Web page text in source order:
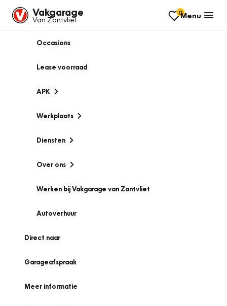
Vakgarage
Van Zantvliet
0Menu
Occasions
Lease voorraad
APK
Werkplaats
Diensten
Over ons
Werken bij Vakgarage van Zantvliet
Autoverhuur
Direct naar
Garageafspraak
Meer informatie